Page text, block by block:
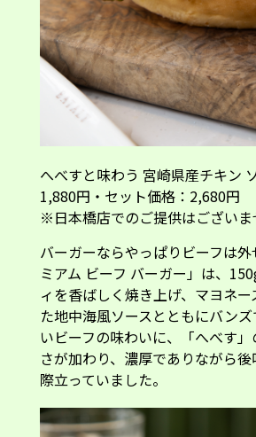
1,880円・セット価格：2,680円
※日本橋店でのご提供はございま
ミアム ビーフ バーガー」は、
ィを香ばしく焼き上げ、マヨネー
た地中海風ソースとともにバンズ
いビーフの味わいに、「へべす
さが加わり、濃厚でありながら
際立っていました。